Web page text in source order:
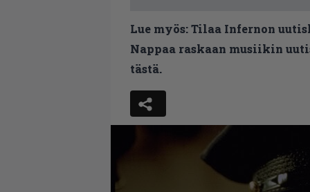
Lue myös:Tilaa Infernon
Nappaa raskaan musiikin
tästä.